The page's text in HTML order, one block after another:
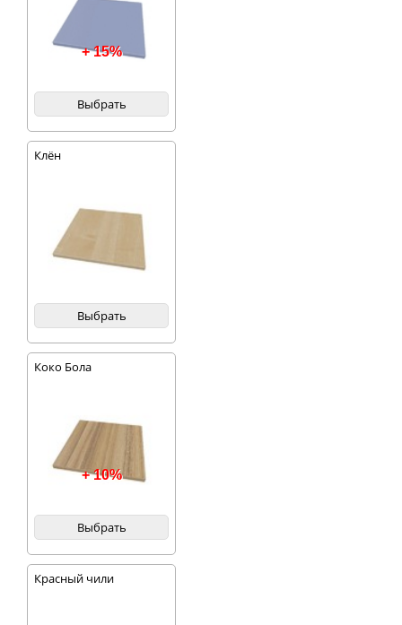
+ 15%
Выбрать
Клён
Выбрать
Коко Бола
+ 10%
Выбрать
Красный чили